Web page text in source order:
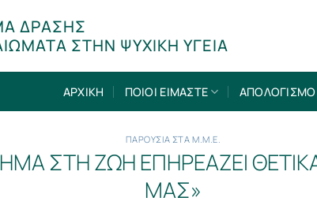
ΔΡΑΣΗΣ
ΣΤΗΝ ΨΥΧΙΚΗ ΥΓΕΙΑ
ΑΡΧΙΚΗ ΠΟΙΟΙ ΕΙΜΑΣΤΕ
ΠΑΡΟΥΣΙΑ ΣΤΑ Μ.Μ.Ε.
ΣΤΗ ΖΩΗ ΕΠΗΡΕΑΖΕΙ
ΜΑΣ»